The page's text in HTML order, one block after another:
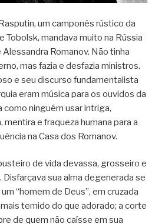
um camponês rústico da
Tobolsk, mandava muito na Rússia
Romanov. Não tinha
mas fazia e desfazia ministros.
e seu discurso fundamentalista
eram música para os ouvidos da
como ninguém usar intriga,
mentira e fraqueza humana para a
na Casa dos Romanov.
de vida devassa, grosseiro e
Disfarçava sua alma degenerada se
“homem de Deus”, em cruzada
temido do que adorado; a corte
de quem não caísse em sua